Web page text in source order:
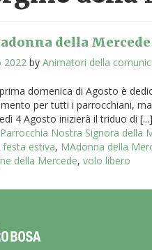
della Mercede
2022 by Animatori della
domenica di Agosto è
per tutti i parrocchiani,
4 Agosto inizierà il triduo di [...]
Nostra Signora della
festa estiva, MAdonna della
della Mercede, volo libero